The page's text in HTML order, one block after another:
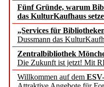
Fünf Gründe, warum
das KulturKaufhaus
„Services für
Dussmann das
Zentralbibliothek
Die Zukunft ist jetzt! Mit
Willkommen auf dem
angepasst